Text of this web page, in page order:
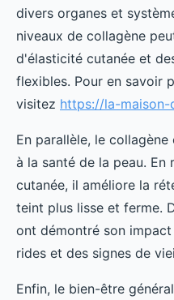
divers organes et
niveaux de collagène
d'élasticité cutanée et
flexibles. Pour en savoir
visitez https://la-maison-
En parallèle, le
à la santé de la peau.
cutanée, il améliore la
teint plus lisse et ferme.
ont démontré son
rides et des signes de
Enfin, le bien-être